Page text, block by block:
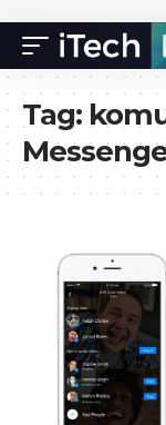
Tag: